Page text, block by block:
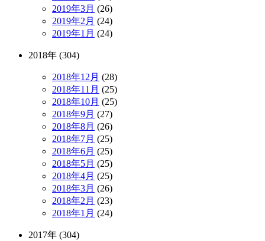
2019年3月 (26)
2019年2月 (24)
2019年1月 (24)
2018年 (304)
2018年12月 (28)
2018年11月 (25)
2018年10月 (25)
2018年9月 (27)
2018年8月 (26)
2018年7月 (25)
2018年6月 (25)
2018年5月 (25)
2018年4月 (25)
2018年3月 (26)
2018年2月 (23)
2018年1月 (24)
2017年 (304)